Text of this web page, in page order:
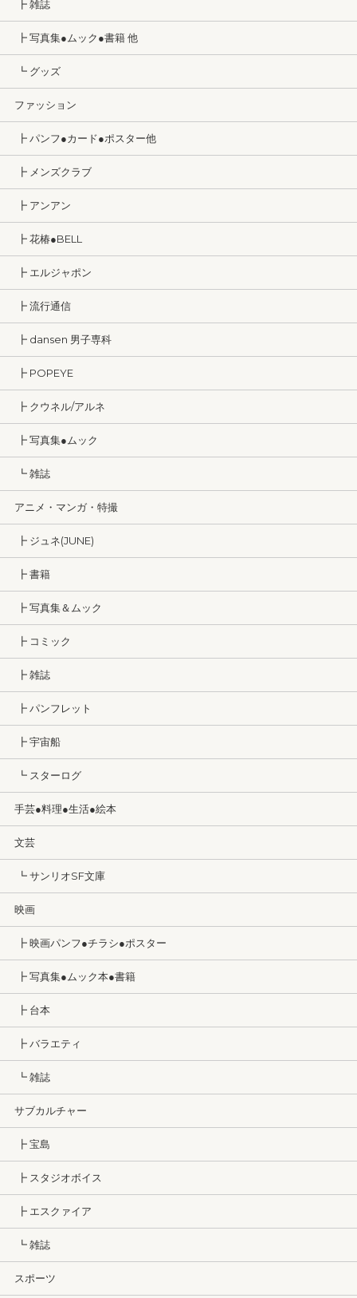
┣ 雑誌
┣ 写真集●ムック●書籍 他
┗ グッズ
ファッション
┣ パンフ●カード●ポスター他
┣ メンズクラブ
┣ アンアン
┣ 花椿●BELL
┣ エルジャポン
┣ 流行通信
┣ dansen 男子専科
┣ POPEYE
┣ クウネル/アルネ
┣ 写真集●ムック
┗ 雑誌
アニメ・マンガ・特撮
┣ ジュネ(JUNE)
┣ 書籍
┣ 写真集＆ムック
┣ コミック
┣ 雑誌
┣ パンフレット
┣ 宇宙船
┗ スターログ
手芸●料理●生活●絵本
文芸
┗ サンリオSF文庫
映画
┣ 映画パンフ●チラシ●ポスター
┣ 写真集●ムック本●書籍
┣ 台本
┣ バラエティ
┗ 雑誌
サブカルチャー
┣ 宝島
┣ スタジオボイス
┣ エスクァイア
┗ 雑誌
スポーツ